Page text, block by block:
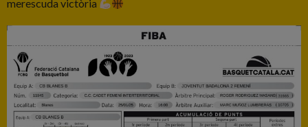
merescuda victòria